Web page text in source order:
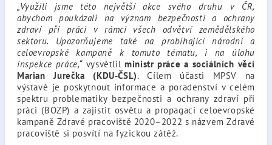
„Využili jsme této největší akce svého druhu v ČR,
abychom poukázali na význam bezpečnosti a ochrany
zdraví při práci v rámci všech odvětví zemědělského
sektoru. Upozorňujeme také na probíhající národní a
celoevropské kampaně k tomuto tématu, i na úlohu
inspekce práce,“vysvětlilministr práce a sociálních věcí
Marian Jurečka (KDU-ČSL). Cílem účasti MPSV na
výstavě je poskytnout informace a poradenství v celém
spektru problematiky bezpečnosti a ochrany zdraví při
práci (BOZP) a zajistit osvětu a propagaci celoevropské
kampaně Zdravé pracoviště 2020–2022 s názvem Zdravé
pracoviště si posvítí na fyzickou zátěž.